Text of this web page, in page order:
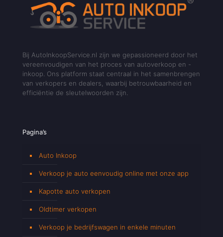
Bij AutoInkoopService.nl zijn we gepassioneerd door het
vereenvoudigen van het proces van autoverkoop en -
inkoop. Ons platform staat centraal in het samenbrengen
van verkopers en dealers, waarbij betrouwbaarheid en
efficiëntie de sleutelwoorden zijn.
Pagina’s
Auto Inkoop
Verkoop je auto eenvoudig online met onze app
Kapotte auto verkopen
Oldtimer verkopen
Verkoop je bedrijfswagen in enkele minuten